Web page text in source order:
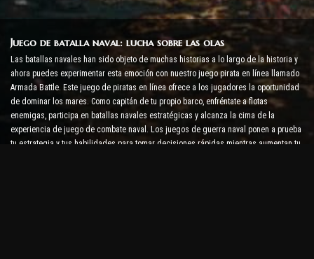
Juego de batalla naval: lucha sobre las olas
Las batallas navales han sido objeto de muchas historias a lo largo de la historia y
ahora puedes experimentar esta emoción con nuestro juego pirata en línea llamado
Armada Battle. Este juego de piratas en línea ofrece a los jugadores la oportunidad
de dominar los mares. Como capitán de tu propio barco, enfréntate a flotas
enemigas, participa en batallas navales estratégicas y alcanza la cima de la
experiencia de juego de combate naval. Los juegos de guerra naval ponen a prueba
tu estrategia y tus habilidades para tomar decisiones rápidas mientras aumentan tu